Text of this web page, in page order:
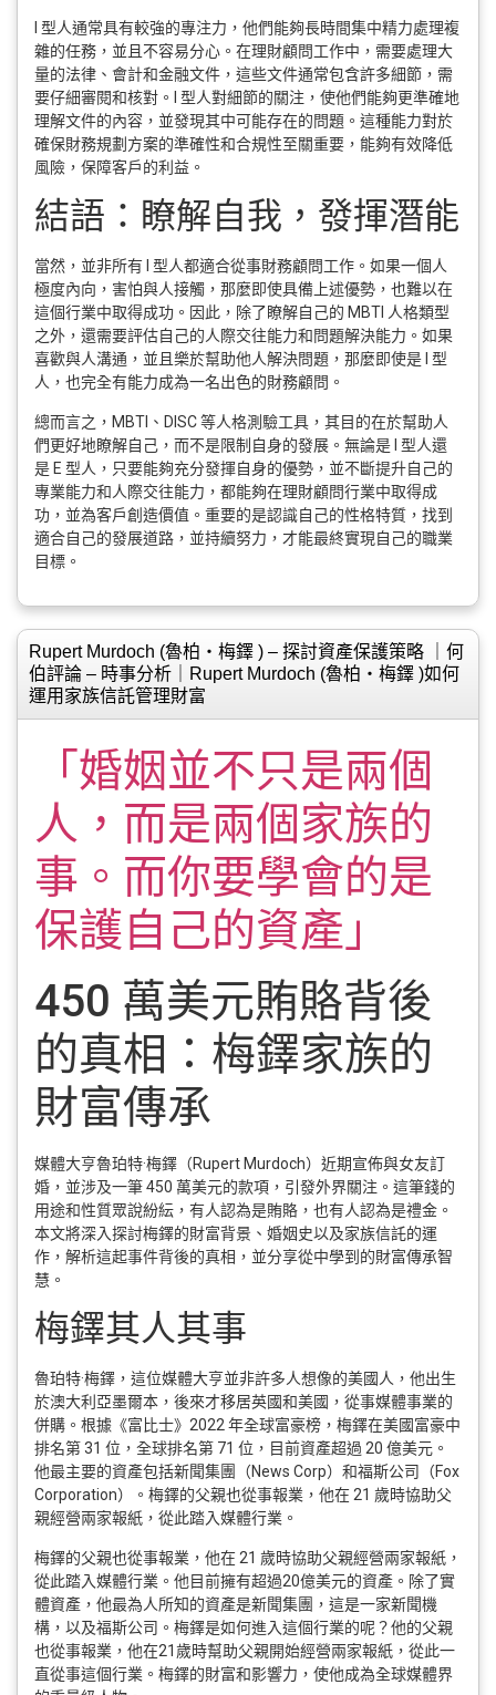
I 型人通常具有較強的專注力，他們能夠長時間集中精力處理複
雜的任務，並且不容易分心。在理財顧問工作中，需要處理大
量的法律、會計和金融文件，這些文件通常包含許多細節，需
要仔細審閱和核對。I 型人對細節的關注，使他們能夠更準確地
理解文件的內容，並發現其中可能存在的問題。這種能力對於
確保財務規劃方案的準確性和合規性至關重要，能夠有效降低
風險，保障客戶的利益。
結語：瞭解自我，發揮潛能
當然，並非所有 I 型人都適合從事財務顧問工作。如果一個人
極度內向，害怕與人接觸，那麼即使具備上述優勢，也難以在
這個行業中取得成功。因此，除了瞭解自己的 MBTI 人格類型
之外，還需要評估自己的人際交往能力和問題解決能力。如果
喜歡與人溝通，並且樂於幫助他人解決問題，那麼即使是 I 型
人，也完全有能力成為一名出色的財務顧問。
總而言之，MBTI、DISC 等人格測驗工具，其目的在於幫助人
們更好地瞭解自己，而不是限制自身的發展。無論是 I 型人還
是 E 型人，只要能夠充分發揮自身的優勢，並不斷提升自己的
專業能力和人際交往能力，都能夠在理財顧問行業中取得成
功，並為客戶創造價值。重要的是認識自己的性格特質，找到
適合自己的發展道路，並持續努力，才能最終實現自己的職業
目標。
Rupert Murdoch (魯柏‧梅鐸 ) – 探討資產保護策略 ｜何
伯評論 – 時事分析｜Rupert Murdoch (魯柏‧梅鐸 )如何
運用家族信託管理財富
「婚姻並不只是兩個
人，而是兩個家族的
事。而你要學會的是
保護自己的資產」
450 萬美元賄賂背後
的真相：梅鐸家族的
財富傳承
媒體大亨魯珀特·梅鐸（Rupert Murdoch）近期宣佈與女友訂
婚，並涉及一筆 450 萬美元的款項，引發外界關注。這筆錢的
用途和性質眾說紛紜，有人認為是賄賂，也有人認為是禮金。
本文將深入探討梅鐸的財富背景、婚姻史以及家族信託的運
作，解析這起事件背後的真相，並分享從中學到的財富傳承智
慧。
梅鐸其人其事
魯珀特·梅鐸，這位媒體大亨並非許多人想像的美國人，他出生
於澳大利亞墨爾本，後來才移居英國和美國，從事媒體事業的
併購。根據《富比士》2022 年全球富豪榜，梅鐸在美國富豪中
排名第 31 位，全球排名第 71 位，目前資產超過 20 億美元。
他最主要的資產包括新聞集團（News Corp）和福斯公司（Fox
Corporation）。梅鐸的父親也從事報業，他在 21 歲時協助父
親經營兩家報紙，從此踏入媒體行業。
梅鐸的父親也從事報業，他在 21 歲時協助父親經營兩家報紙，
從此踏入媒體行業。他目前擁有超過20億美元的資產。除了實
體資產，他最為人所知的資產是新聞集團，這是一家新聞機
構，以及福斯公司。梅鐸是如何進入這個行業的呢？他的父親
也從事報業，他在21歲時幫助父親開始經營兩家報紙，從此一
直從事這個行業。梅鐸的財富和影響力，使他成為全球媒體界